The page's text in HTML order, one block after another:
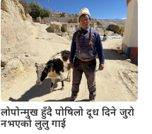
लोपोन्मुख हुँदै पोषिलो दूध दिने जुरो
नभएको लुलु गाई